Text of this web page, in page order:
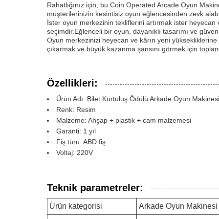
Rahatlığınız için, bu Coin Operated Arcade Oyun
müşterilerinizin kesintisiz oyun eğlencesinden zevk
İster oyun merkezinin tekliflerini artırmak ister
seçimdir.Eğlenceli bir oyun, dayanıklı tasarımı ve
Oyun merkezinizi heyecan ve kârın yeni yüksekliklerine
çıkarmak ve büyük kazanma şansını görmek için
Özellikleri:
Ürün Adı: Bilet Kurtuluş Ödülü Arkade Oyun Makinesi
Renk: Resim
Malzeme: Ahşap + plastik + cam malzemesi
Garanti: 1 yıl
Fiş türü: ABD fiş
Voltaj: 220V
Teknik parametreler:
Ürün kategorisi
Arkade Oyun Makinesi